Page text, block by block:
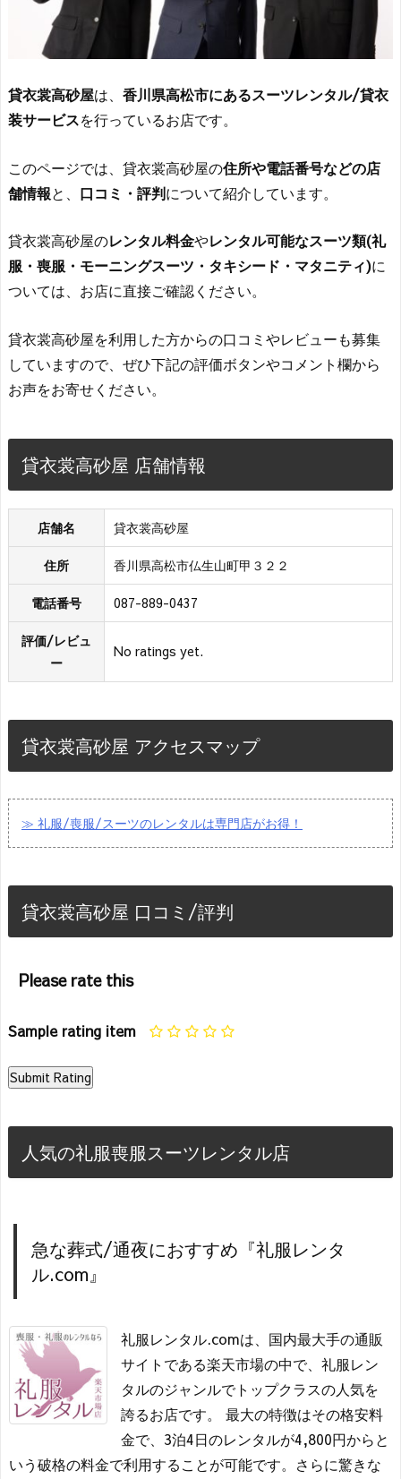
貸衣裳高砂屋は、 香川県高松市にあるスーツレンタル/貸衣
装サービスを行っているお店です。
このページでは、貸衣裳高砂屋の住所や電話番号などの店
舗情報と、 口コミ・評判について紹介しています。
貸衣裳高砂屋のレンタル料金やレンタル可能なスーツ類(礼
服・喪服・モーニングスーツ・タキシード・マタニティ)に
ついては、お店に直接ご確認ください。
貸衣裳高砂屋を利用した方からの口コミやレビューも募集
していますので、ぜひ下記の評価ボタンやコメント欄から
お声をお寄せください。
貸衣裳高砂屋 店舗情報
店舗名 貸衣裳高砂屋
住所 香川県高松市仏生山町甲３２２
電話番号 087-889-0437
評価/レビュ
ー
No ratings yet.
貸衣裳高砂屋 アクセスマップ
≫ 礼服/喪服/スーツのレンタルは専門店がお得！
貸衣裳高砂屋 口コミ/評判
Please rate this
Sample rating item
人気の礼服喪服スーツレンタル店
急な葬式/通夜におすすめ『礼服レンタ
ル.com』
礼服レンタル.comは、国内最大手の通販
サイトである楽天市場の中で、礼服レン
タルのジャンルでトップクラスの人気を
誇るお店です。 最大の特徴はその格安料
金で、3泊4日のレンタルが4,800円からと
いう破格の料金で利用することが可能です。さらに驚きな